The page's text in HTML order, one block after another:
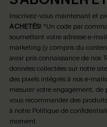
Inscrivez-vous maintenant et
ACHETÉS! *Un code par
soumettant votre adresse e-
marketing (y compris du
avoir pris connaissance de nos
données collectées sur notre
des pixels intégrés à nos e-
mesurer votre engagement, de
vous recommander des
à notre Politique de
moment.